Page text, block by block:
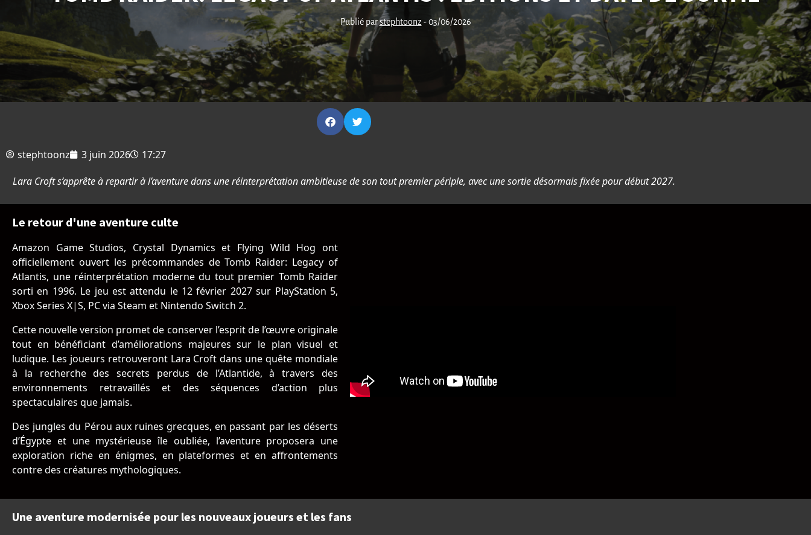
Publié parstephtoonz - 03/06/2026
stephtoonz 3 juin 2026
17:27
Lara Croft s’apprête à repartir à l’aventure dans une réinterprétation ambitieuse de son tout premier périple, avec une sortie désormais fixée pour début 2027.
Le retour d'une aventure culte
Amazon Game Studios, Crystal Dynamics et Flying Wild Hog ont
officiellement ouvert les précommandes de Tomb Raider: Legacy of
Atlantis, une réinterprétation moderne du tout premier Tomb Raider
sorti en 1996. Le jeu est attendu le 12 février 2027 sur PlayStation 5,
Xbox Series X|S, PC via Steam et Nintendo Switch 2.
Cette nouvelle version promet de conserver l’esprit de l’œuvre originale
tout en bénéficiant d’améliorations majeures sur le plan visuel et
ludique. Les joueurs retrouveront Lara Croft dans une quête mondiale
à la recherche des secrets perdus de l’Atlantide, à travers des
environnements retravaillés et des séquences d’action plus
spectaculaires que jamais.
Des jungles du Pérou aux ruines grecques, en passant par les déserts
d’Égypte et une mystérieuse île oubliée, l’aventure proposera une
exploration riche en énigmes, en plateformes et en affrontements
contre des créatures mythologiques.
Une aventure modernisée pour les nouveaux joueurs et les fans